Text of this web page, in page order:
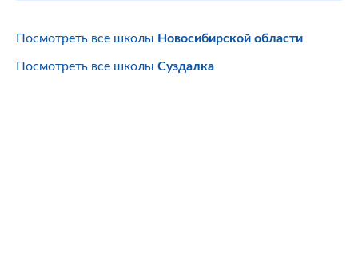
Посмотреть все школы Новосибирской области
Посмотреть все школы Суздалка